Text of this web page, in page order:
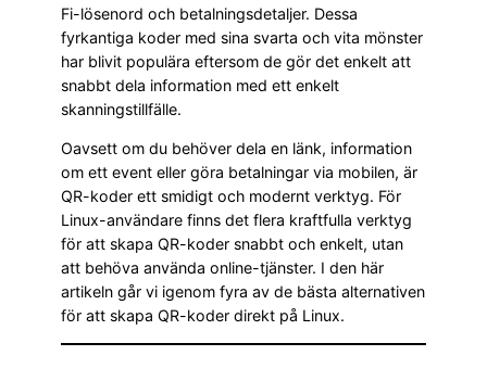
Fi-lösenord och betalningsdetaljer. Dessa
fyrkantiga koder med sina svarta och vita mönster
har blivit populära eftersom de gör det enkelt att
snabbt dela information med ett enkelt
skanningstillfälle.
Oavsett om du behöver dela en länk, information
om ett event eller göra betalningar via mobilen, är
QR-koder ett smidigt och modernt verktyg. För
Linux-användare finns det flera kraftfulla verktyg
för att skapa QR-koder snabbt och enkelt, utan
att behöva använda online-tjänster. I den här
artikeln går vi igenom fyra av de bästa alternativen
för att skapa QR-koder direkt på Linux.